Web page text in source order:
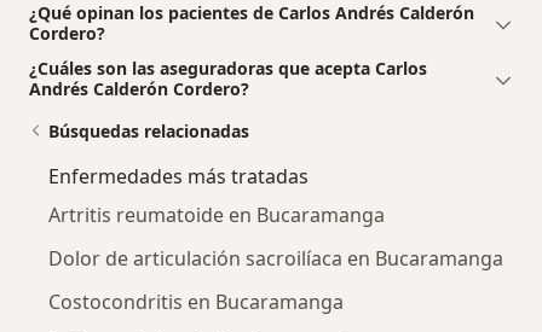
¿Qué opinan los pacientes de Carlos Andrés Calderón
Cordero?
¿Cuáles son las aseguradoras que acepta Carlos
Andrés Calderón Cordero?
Búsquedas relacionadas
Enfermedades más tratadas
Artritis reumatoide en Bucaramanga
Dolor de articulación sacroilíaca en Bucaramanga
Costocondritis en Bucaramanga